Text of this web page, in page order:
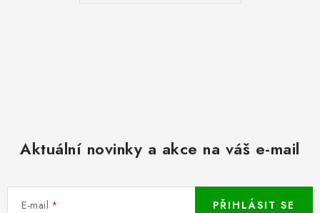
Aktuální novinky a akce na váš e-mail
E-mail PŘIHLÁSIT SE